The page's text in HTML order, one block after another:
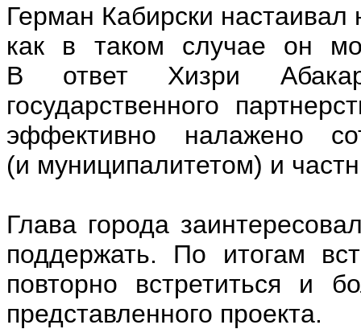
Герман Кабирски
как в таком случае он
В ответ Хизри
государственного
эффективно налажено
(и муниципалитетом) и
Глава города
поддержать. По итогам
повторно встретиться и
представленного проекта.